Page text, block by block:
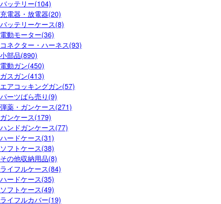
バッテリー(104)
充電器・放電器(20)
バッテリーケース(8)
電動モーター(36)
コネクター・ハーネス(93)
小部品(890)
電動ガン(450)
ガスガン(413)
エアコッキングガン(57)
パーツばら売り(9)
弾薬・ガンケース(271)
ガンケース(179)
ハンドガンケース(77)
ハードケース(31)
ソフトケース(38)
その他収納用品(8)
ライフルケース(84)
ハードケース(35)
ソフトケース(49)
ライフルカバー(19)